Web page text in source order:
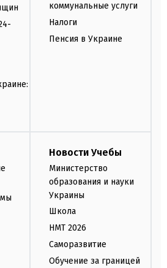
коммунальные услуги
Налоги
Пенсия в Украине
Новости Учебы
Министерство
образования и науки
Украины
Школа
НМТ 2026
Саморазвитие
Обучение за границей